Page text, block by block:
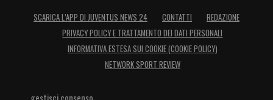
SCARICA L’APP DI JUVENTUS NEWS 24 CONTATTI
REDAZIONE
PRIVACY POLICY E TRATTAMENTO DEI DATI PERSONALI
INFORMATIVA ESTESA SUI COOKIE (COOKIE POLICY)
NETWORK SPORT REVIEW